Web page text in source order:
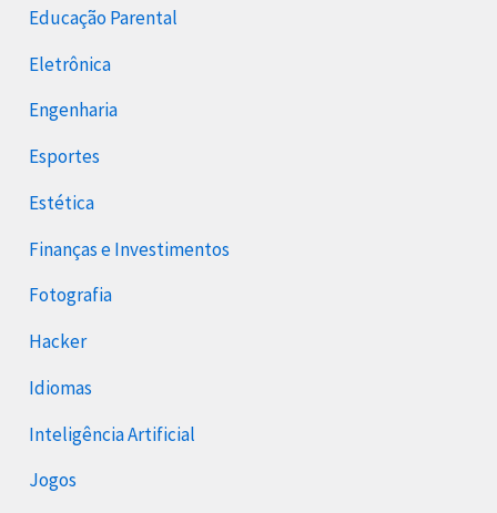
Educação Parental
Eletrônica
Engenharia
Esportes
Estética
Finanças e Investimentos
Fotografia
Hacker
Idiomas
Inteligência Artificial
Jogos